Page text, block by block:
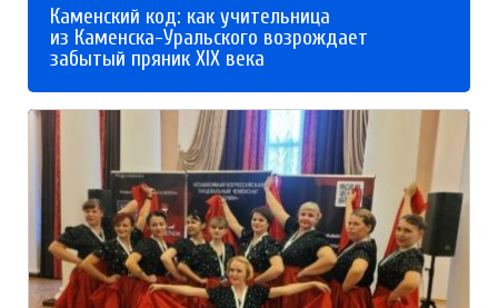
Каменский код: как учительница
из Каменска-Уральского возрождает
забытый пряник XIX века